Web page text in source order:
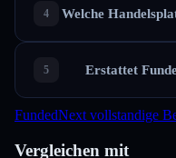
Welche
Erstattet
FundedNext vollstandige
Vergleichen mit